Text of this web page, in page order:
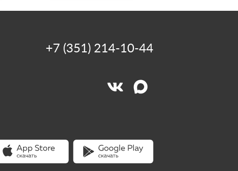
+7 (351) 214-10-44